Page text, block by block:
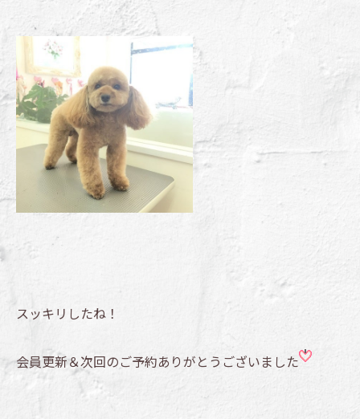
スッキリしたね！
会員更新＆次回のご予約ありがとうございました